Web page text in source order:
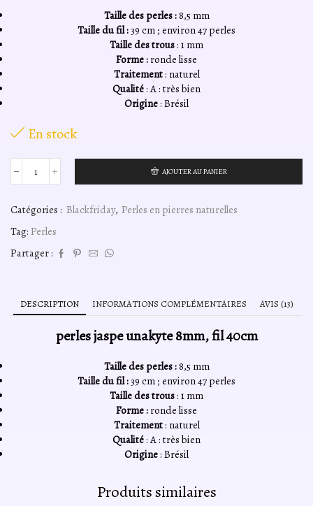
Taille des perles :8,5 mm
Taille du fil :39 cm ; environ 47 perles
Taille des trous: 1 mm
Forme : ronde lisse
Traitement: naturel
Qualité: A : très bien
Origine: Brésil
En stock
quantité
jaspe
unakyte
fil
AJOUTER AU PANIER
Catégories : Blackfriday, Perles en pierres naturelles
Tag: Perles
Partager :
DESCRIPTION INFORMATIONS COMPLÉMENTAIRES AVIS (13)
perles jaspe unakyte 8mm, fil 40cm
Taille des perles :8,5 mm
Taille du fil :39 cm ; environ 47 perles
Taille des trous: 1 mm
Forme : ronde lisse
Traitement: naturel
Qualité: A : très bien
Origine: Brésil
Produits similaires